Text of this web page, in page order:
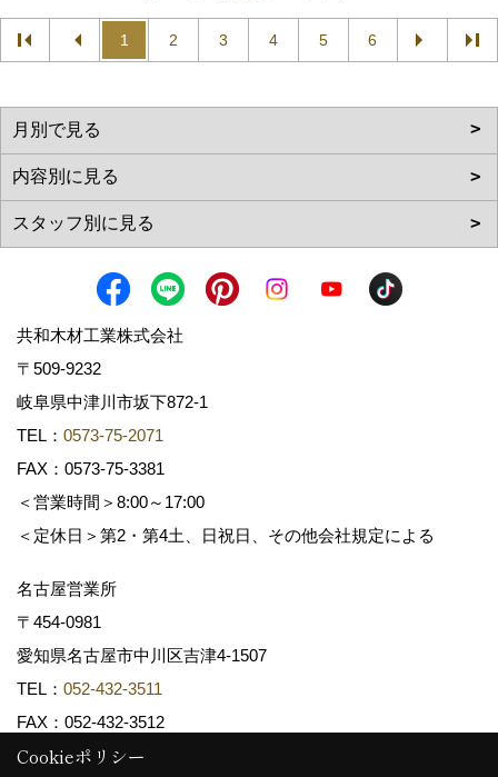
1 2 3 4 5 6
共和木材工業株式会社
〒509-9232
岐阜県中津川市坂下872‐1
TEL： 0573-75-2071
FAX：0573-75-3381
＜営業時間＞8:00～17:00
＜定休日＞第2・第4土、日祝日、その他会社規定による
名古屋営業所
〒454-0981
愛知県名古屋市中川区吉津4-1507
TEL： 052-432-3511
FAX：052-432-3512
Cookieポリシー